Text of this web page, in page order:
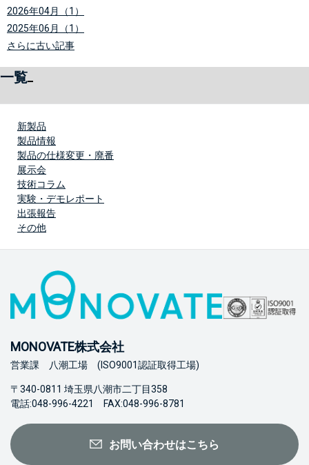
2026年04月（1）
2025年06月（1）
さらに古い記事
一覧
新製品
製品情報
製品の仕様変更・廃番
展示会
技術コラム
実験・デモレポート
出張報告
その他
MONOVATE株式会社
営業課 八潮工場 (ISO9001認証取得工場)
〒340-0811 埼玉県八潮市二丁目358
電話:048-996-4221 FAX:048-996-8781
お問い合わせはこちら